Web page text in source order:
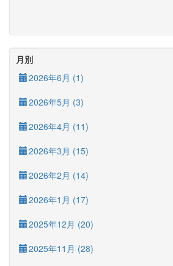
月別
2026年6月 (1)
2026年5月 (3)
2026年4月 (11)
2026年3月 (15)
2026年2月 (14)
2026年1月 (17)
2025年12月 (20)
2025年11月 (28)